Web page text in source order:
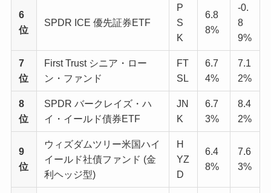
6
位
SPDR ICE 優先証券ETF
P
S
K
6.8
8%
-0.
8
9%
7
位
First Trust シニア・ロー
ン・ファンド
FT
SL
6.7
4%
7.1
2%
8
位
SPDR バークレイズ・ハ
イ・イールド債券ETF
JN
K
6.7
3%
8.4
2%
9
位
ウィズダムツリー米国ハイ
イールド社債ファンド (金
利ヘッジ型)
H
YZ
D
6.4
8%
7.6
3%